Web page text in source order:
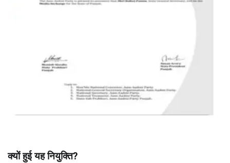
क्यों हुई यह नियुक्ति?